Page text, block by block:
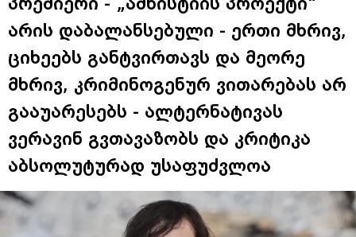
არის დაბალანსებული - ერთი მხრივ,
ციხეებს განტვირთავს და მეორე
მხრივ, კრიმინოგენურ ვითარებას არ
გააუარესებს - ალტერნატივას
ვერავინ გვთავაზობს და კრიტიკა
აბსოლუტურად უსაფუძვლოა